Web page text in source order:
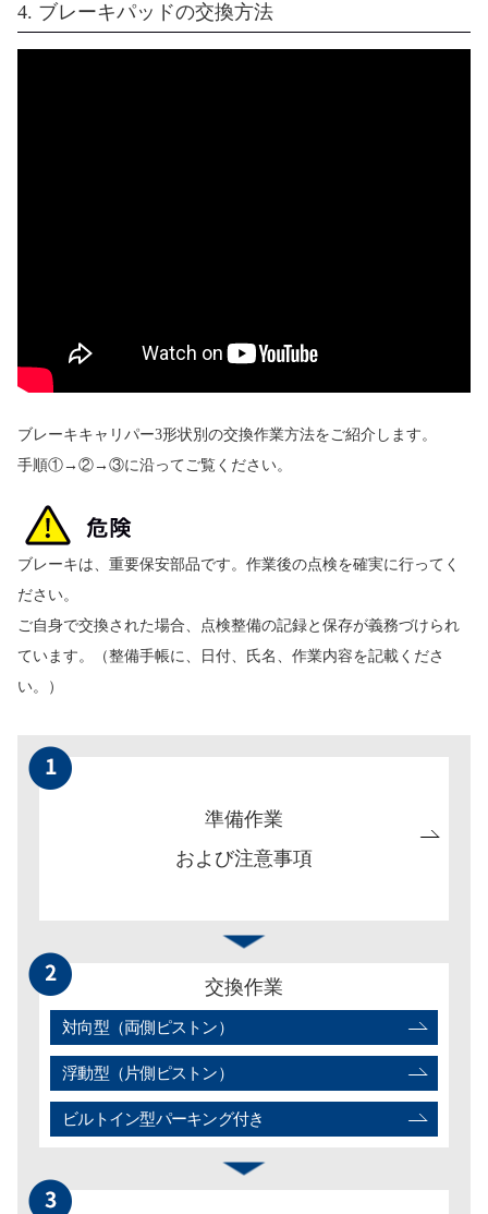
4. ブレーキパッドの交換方法
ブレーキキャリパー3形状別の交換作業方法をご紹介します。
手順①→②→③に沿ってご覧ください。
ブレーキは、重要保安部品です。作業後の点検を確実に行ってく
ださい。
ご自身で交換された場合、点検整備の記録と保存が義務づけられ
ています。（整備手帳に、日付、氏名、作業内容を記載くださ
い。）
準備作業
および注意事項
交換作業
対向型（両側ピストン）
浮動型（片側ピストン）
ビルトイン型パーキング付き